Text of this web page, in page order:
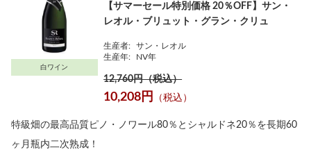
白ワイン
【サマーセール特別価格 20％OFF】サン・
レオル・ブリュット・グラン・クリュ
生産者:
サン・レオル
生産年:
NV年
12,760円（税込）
10,208円 （税込）
特級畑の最高品質ピノ・ノワール80％とシャルドネ20％を長期60
ヶ月瓶内二次熟成！